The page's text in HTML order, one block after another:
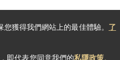
獲得我們網站上的最佳體驗。 了
即代表您同意我們的私隱政策、